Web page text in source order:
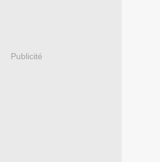
Publicité